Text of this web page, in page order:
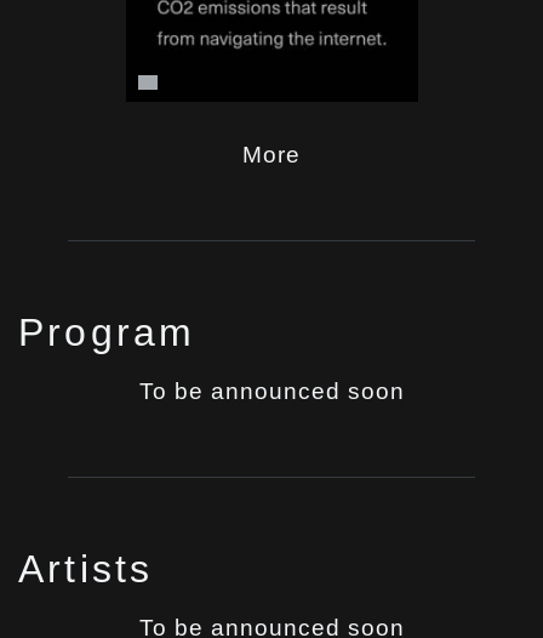
More
Program
To be announced soon
Artists
To be announced soon